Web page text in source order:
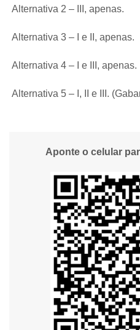
Alternativa 2 – III, apenas.
Alternativa 3 – I e II, apenas.
Alternativa 4 – I e III, apenas.
Alternativa 5 – I, II e III.
Aponte o celular